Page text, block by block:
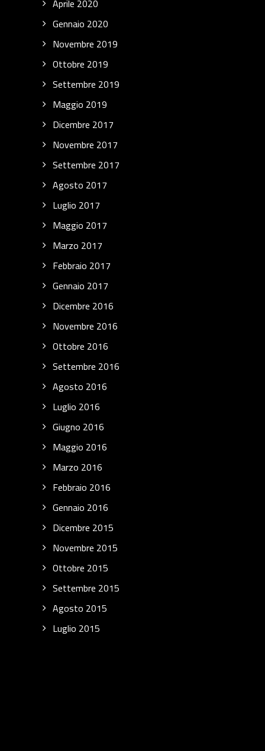
Aprile 2020
Gennaio 2020
Novembre 2019
Ottobre 2019
Settembre 2019
Maggio 2019
Dicembre 2017
Novembre 2017
Settembre 2017
Agosto 2017
Luglio 2017
Maggio 2017
Marzo 2017
Febbraio 2017
Gennaio 2017
Dicembre 2016
Novembre 2016
Ottobre 2016
Settembre 2016
Agosto 2016
Luglio 2016
Giugno 2016
Maggio 2016
Marzo 2016
Febbraio 2016
Gennaio 2016
Dicembre 2015
Novembre 2015
Ottobre 2015
Settembre 2015
Agosto 2015
Luglio 2015